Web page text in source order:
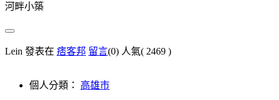
河畔小築
Lein 發表在 痞客邦 留言(0) 人氣( 2469 )
個人分類： 高雄市